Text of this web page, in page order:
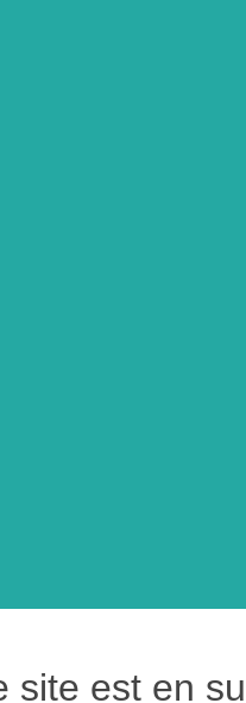
site est en